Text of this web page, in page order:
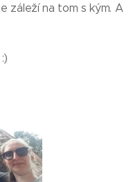
záleží na tom s kým. A